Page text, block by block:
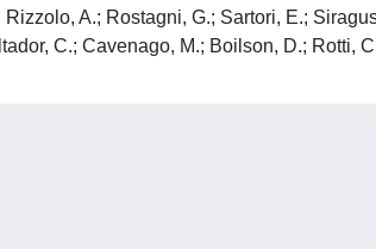
A.; Rostagni, G.; Sartori, E.;
C.; Cavenago, M.; Boilson, D.; Rotti,